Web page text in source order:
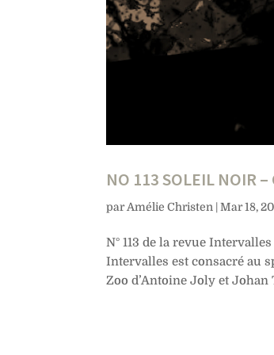
NO 113 SOLEIL NOIR
parAmélie Christen |Mar 18,
N° 113 de la revue
Intervalles est consacré au
Zoo d’Antoine Joly et